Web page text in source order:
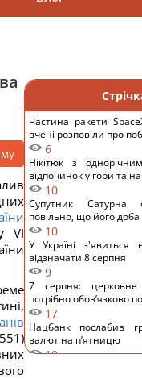
VІ
Частина ракети
вчені розповіли про
6
Нікітюк з
відпочинок у гори та
10
Супутник Сатурна
повільно, що його
10
У Україні
відзначати 8 серпня
9
7 серпня: церковне
потрібно обов’язково
17
Нацбанк послабив
валют на п’ятницю
10